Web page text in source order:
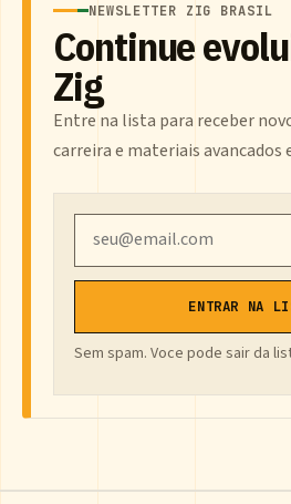
NEWSLETTER ZIG BRASIL
Continue
Zig
Entre na lista para receber
carreira e materiais avancados
ENTRAR NA
Sem spam. Voce pode sair da